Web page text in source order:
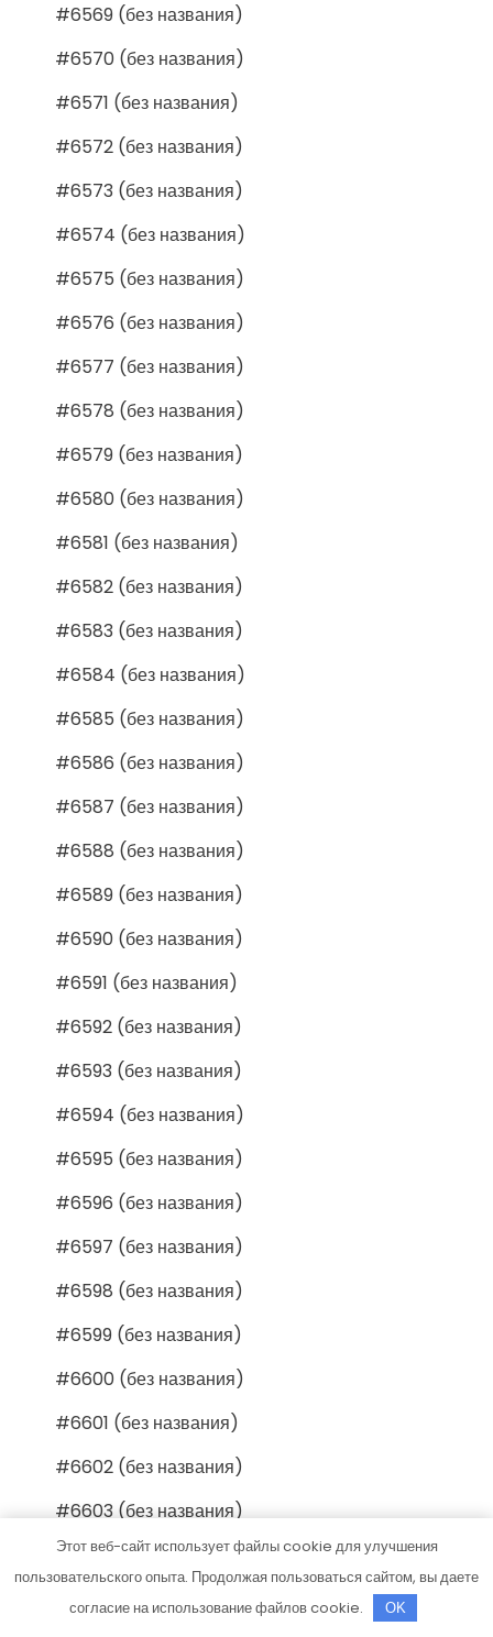
#6569 (без названия)
#6570 (без названия)
#6571 (без названия)
#6572 (без названия)
#6573 (без названия)
#6574 (без названия)
#6575 (без названия)
#6576 (без названия)
#6577 (без названия)
#6578 (без названия)
#6579 (без названия)
#6580 (без названия)
#6581 (без названия)
#6582 (без названия)
#6583 (без названия)
#6584 (без названия)
#6585 (без названия)
#6586 (без названия)
#6587 (без названия)
#6588 (без названия)
#6589 (без названия)
#6590 (без названия)
#6591 (без названия)
#6592 (без названия)
#6593 (без названия)
#6594 (без названия)
#6595 (без названия)
#6596 (без названия)
#6597 (без названия)
#6598 (без названия)
#6599 (без названия)
#6600 (без названия)
#6601 (без названия)
#6602 (без названия)
#6603 (без названия)
#6604 (без названия)
Этот веб-сайт использует файлы cookie для улучшения
пользовательского опыта. Продолжая пользоваться сайтом, вы даете
согласие на использование файлов cookie.
OK